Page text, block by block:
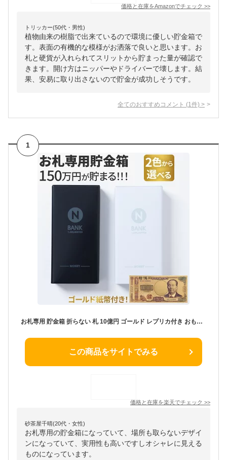
価格と在庫をAmazonでチェック >>
トリッカー(50代・男性)
植物由来の樹脂で出来ているので環境に優しい貯金箱で
す。表面の有機的な模様がお洒落で良いと思います。お
札と硬貨が入れられてスリットから貯まった量が確認で
きます。開け方はニッパーやドライバーで壊します。結
果、安易に取り出さないので貯金が成功しそうです。
全てのおすすめコメント (1 件) >
1
お札専用 貯金箱 折らない 札 10億円 ゴールド レプリカ付き おもしろ おしゃれ シンプル 透明 黒 白 祈願 お金 金運アップ 開運 お札 お金 可愛い かわいい 2025 2026
この商品をサイトでみる
価格と在庫を楽天でチェック >>
砂茶屋千晴(20代・女性)
お札専用の貯金箱になっていて、場所も取らないデザイ
ンになっていて、実用性も高いですしオシャレに見える
ものになっています。